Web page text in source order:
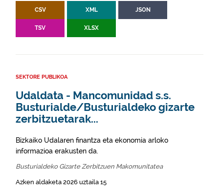
CSV XML JSON
TSV XLSX
SEKTORE PUBLIKOA
Udaldata - Mancomunidad s.s.
Busturialde/Busturialdeko gizarte
zerbitzuetarak...
Bizkaiko Udalaren finantza eta ekonomia arloko
informazioa erakusten da.
Busturialdeko Gizarte Zerbitzuen Makomunitatea
Azken aldaketa 2026 uztaila 15